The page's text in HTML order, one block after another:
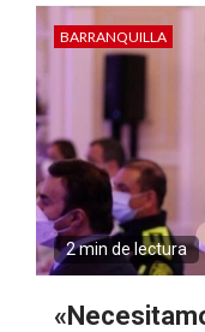
BARRANQUILLA
2 min de lectura